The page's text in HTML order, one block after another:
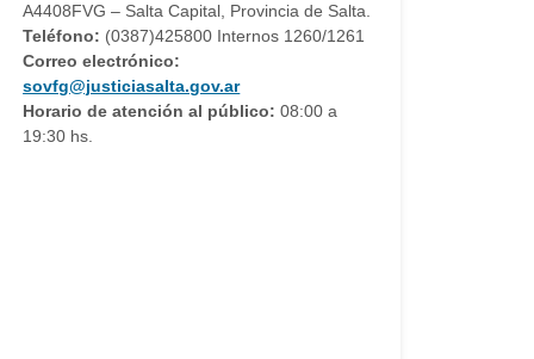
A4408FVG – Salta Capital, Provincia de Salta.
Teléfono: (0387)425800 Internos 1260/1261
Correo electrónico:
sovfg@justiciasalta.gov.ar
Horario de atención al público: 08:00 a
19:30 hs.